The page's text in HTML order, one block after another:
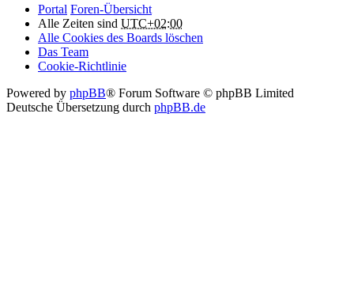
Portal Foren-Übersicht
Alle Zeiten sind UTC+02:00
Alle Cookies des Boards löschen
Das Team
Cookie-Richtlinie
Powered by phpBB® Forum Software © phpBB Limited
Deutsche Übersetzung durch phpBB.de